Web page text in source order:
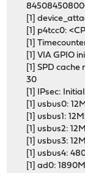
[1]
[1] p4tcc0:
[1]
[1] VIA GPIO
[1] SPD
30
[1] IPsec:
[1] usbus0:
[1] usbus1:
[1] usbus2:
[1] usbus3:
[1] usbus4:
[1] ad0: